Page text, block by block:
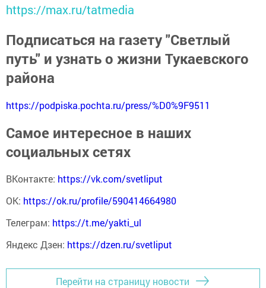
https://max.ru/tatmedia
Подписаться на газету "Светлый
путь" и узнать о жизни Тукаевского
района
https://podpiska.pochta.ru/press/%D0%9F9511
Самое интересное в наших
социальных сетях
ВКонтакте: https://vk.com/svetliput
ОК: https://ok.ru/profile/590414664980
Телеграм: https://t.me/yakti_ul
Яндекс Дзен: https://dzen.ru/svetliput
Перейти на страницу новости